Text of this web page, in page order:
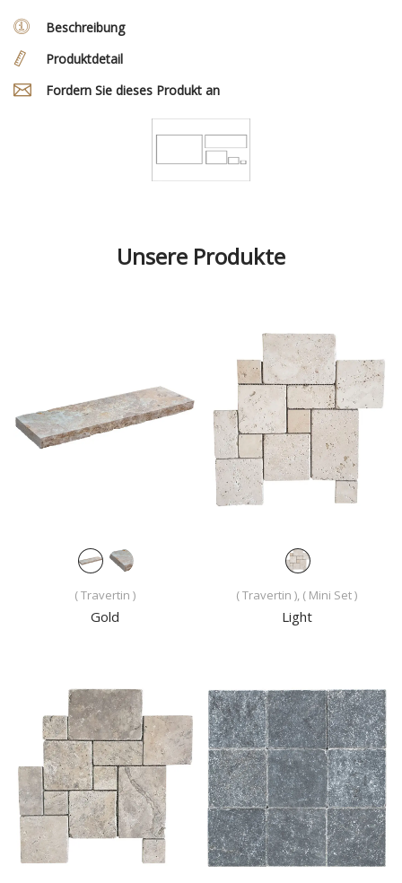
Beschreibung
Produktdetail
Fordern Sie dieses Produkt an
Unsere Produkte
( Travertin )
Gold
( Travertin ), ( Mini Set )
Light